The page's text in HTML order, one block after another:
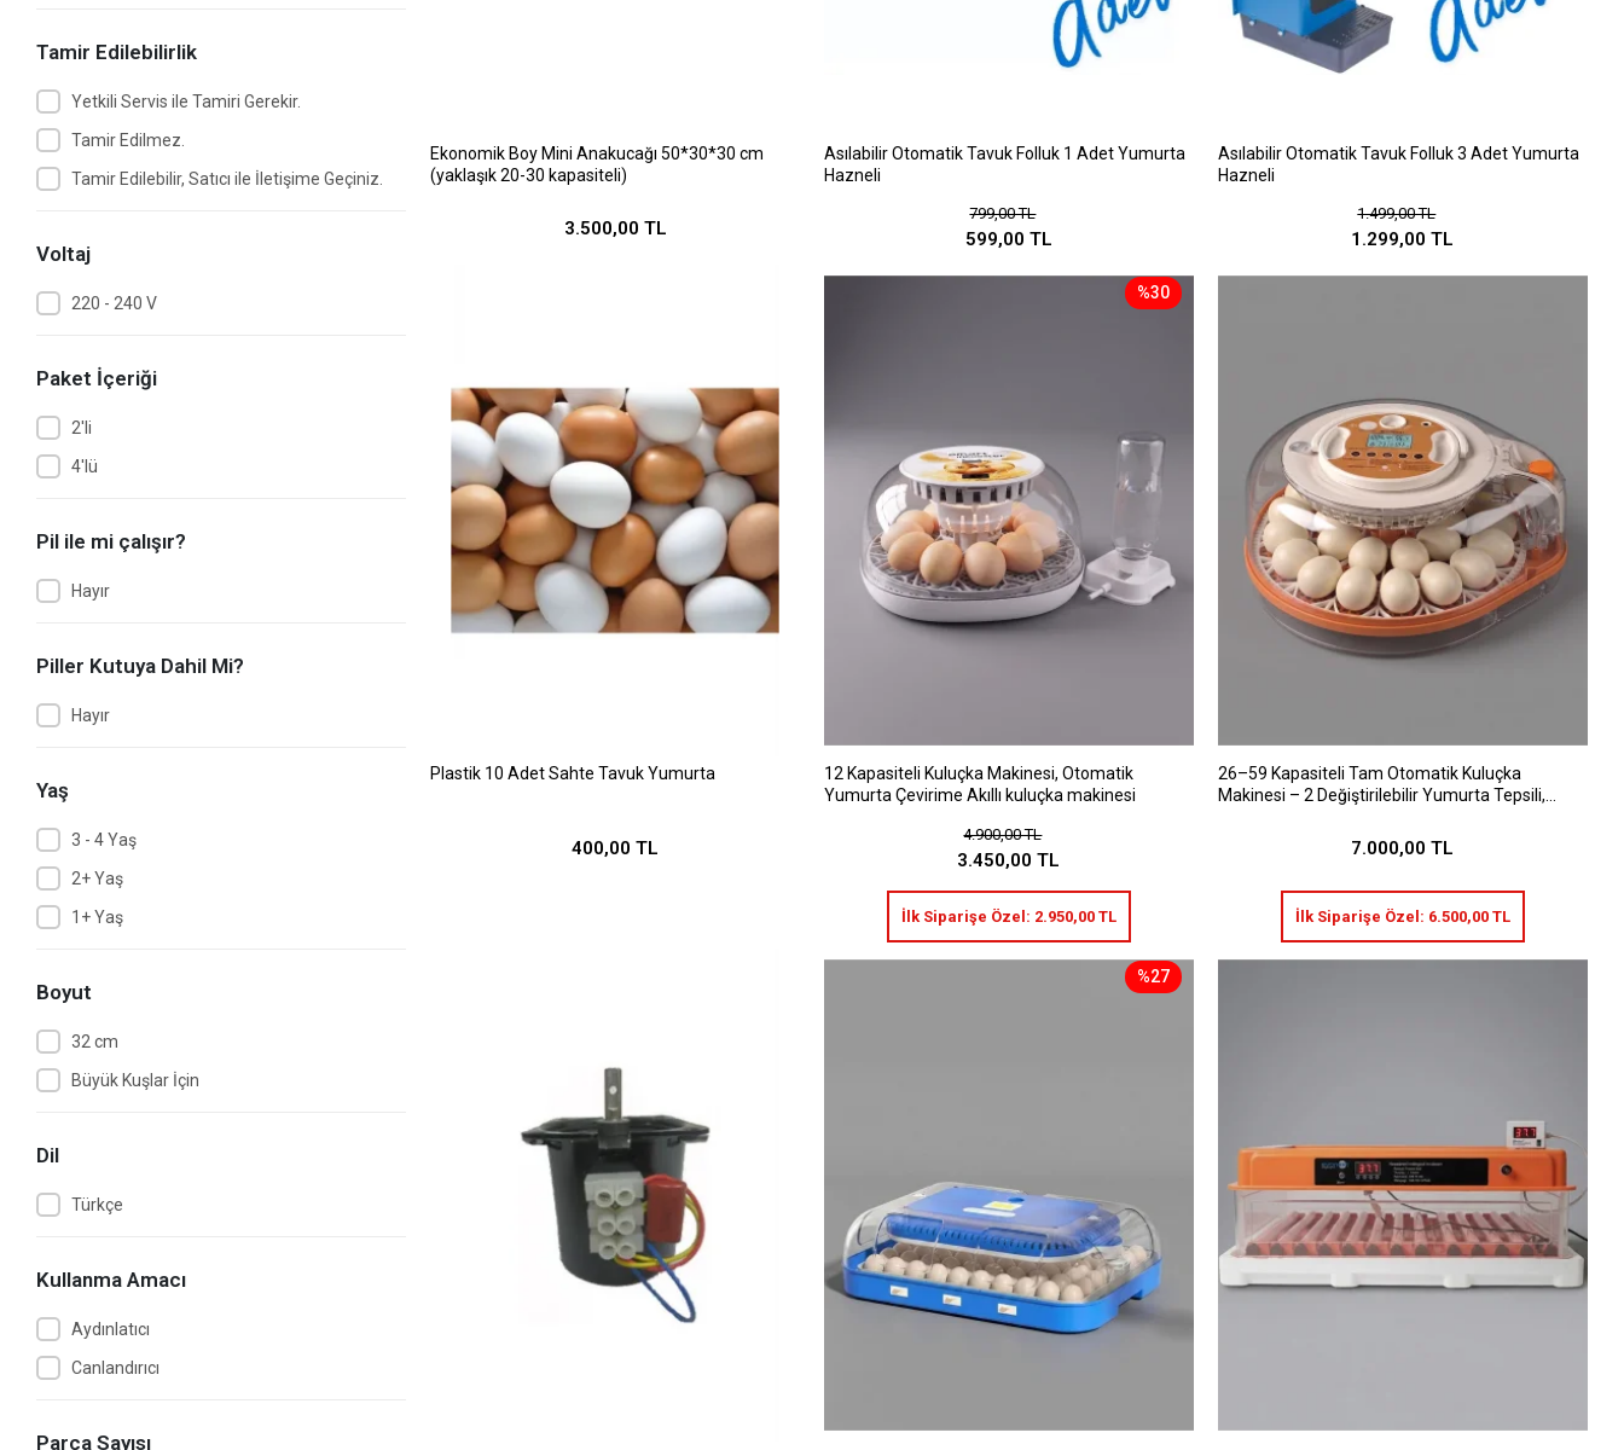
Tamir Edilebilirlik
Yetkili Servis ile Tamiri Gerekir.
Tamir Edilmez.
Tamir Edilebilir, Satıcı ile İletişime Geçiniz.
Voltaj
220 - 240 V
Paket İçeriği
2'li
4'lü
Pil ile mi çalışır?
Hayır
Piller Kutuya Dahil Mi?
Hayır
Yaş
3 - 4 Yaş
2+ Yaş
1+ Yaş
Boyut
32 cm
Büyük Kuşlar İçin
Dil
Türkçe
Kullanma Amacı
Aydınlatıcı
Canlandırıcı
Parça Sayısı
Ekonomik Boy Mini Anakucağı 50*30*30 cm
(yaklaşık 20-30 kapasiteli)
3.500,00 TL
Asılabilir Otomatik Tavuk Folluk 1 Adet Yumurta
Hazneli
799,00 TL
599,00 TL
Asılabilir Otomatik Tavuk Folluk 3 Adet Yumurta
Hazneli
1.499,00 TL
1.299,00 TL
Plastik 10 Adet Sahte Tavuk Yumurta
400,00 TL
%30
12 Kapasiteli Kuluçka Makinesi, Otomatik
Yumurta Çevirime Akıllı kuluçka makinesi
4.900,00 TL
3.450,00 TL
İlk Siparişe Özel: 2.950,00 TL
26–59 Kapasiteli Tam Otomatik Kuluçka
Makinesi – 2 Değiştirilebilir Yumurta Tepsili,
7.000,00 TL
İlk Siparişe Özel: 6.500,00 TL
%27